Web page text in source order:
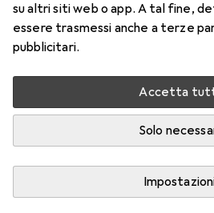
su altri siti web o app. A tal fine,
essere trasmessi anche a terze
pubblicitari.
Accetta
Solo
Skateboard più venduti